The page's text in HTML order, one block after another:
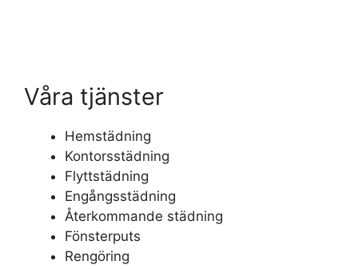
Våra tjänster
Hemstädning
Kontorsstädning
Flyttstädning
Engångsstädning
Återkommande städning
Fönsterputs
Rengöring